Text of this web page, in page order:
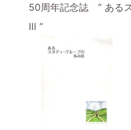
50周年記念誌 ” ある
Ⅲ ”